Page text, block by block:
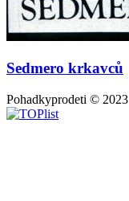
Sedmero krkavců
Pohadkyprodeti © 2023